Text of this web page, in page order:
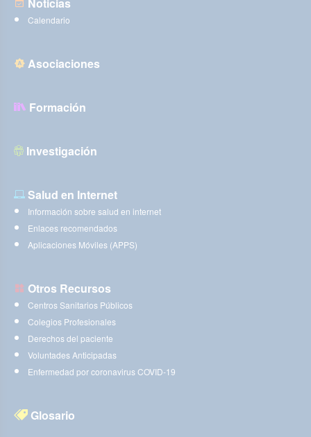
Noticias
Calendario
Asociaciones
Formación
Investigación
Salud en Internet
Información sobre salud en internet
Enlaces recomendados
Aplicaciones Móviles (APPS)
Otros Recursos
Centros Sanitarios Públicos
Colegios Profesionales
Derechos del paciente
Voluntades Anticipadas
Enfermedad por coronavirus COVID-19
Glosario